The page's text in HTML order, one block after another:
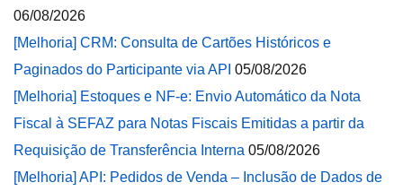
06/08/2026
[Melhoria] CRM: Consulta de Cartões Históricos e
Paginados do Participante via API 05/08/2026
[Melhoria] Estoques e NF-e: Envio Automático da Nota
Fiscal à SEFAZ para Notas Fiscais Emitidas a partir da
Requisição de Transferência Interna 05/08/2026
[Melhoria] API: Pedidos de Venda – Inclusão de Dados de